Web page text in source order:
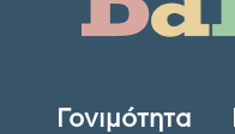
Γονιμότητα